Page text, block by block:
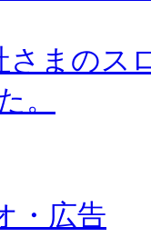
さまのス
。
・広告